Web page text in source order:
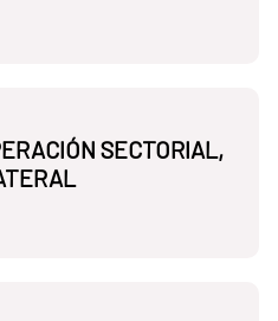
SECTORIAL,